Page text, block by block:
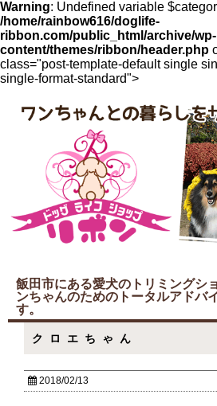
Warning: Undefined variable
/home/rainbow616/doglife-
ribbon.com/public_html/archive/wp-
content/themes/ribbon/header.php
class="post-template-default single
single-format-standard">
飯田市にある愛犬のトリミングシ
ンちゃんのためのトータルアドバ
す。
クロエちゃん
2018/02/13